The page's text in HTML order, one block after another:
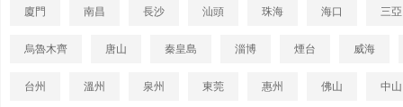
廈門 南昌 長沙 汕頭 珠海 海口 三亞
烏魯木齊 唐山 秦皇島 淄博 煙台 威海
台州 溫州 泉州 東莞 惠州 佛山 中山